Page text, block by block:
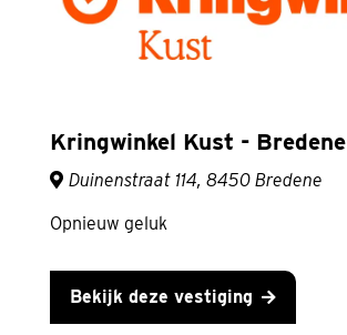
Kringwinkel Kust - Bredene
Duinenstraat 114, 8450 Bredene
Opnieuw geluk
Bekijk deze vestiging